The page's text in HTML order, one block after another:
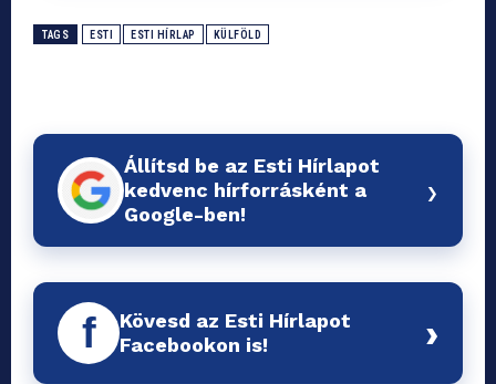
TAGS ESTI ESTI HÍRLAP KÜLFÖLD
Állítsd be az Esti Hírlapot
kedvenc hírforrásként a
Google-ben!
›
f
Kövesd az Esti Hírlapot
Facebookon is!
›